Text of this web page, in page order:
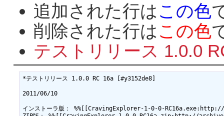
追加された行は この色
削除された行は この色
テストリリース 1.0.0
*テストリリース 1.0.0 RC 16a [#y3152de8]
2011/06/10
インストーラ版： %%[[CravingExplorer-1-0-0-